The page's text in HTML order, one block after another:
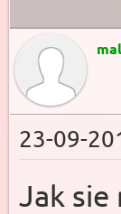
23-09-
Jak sie